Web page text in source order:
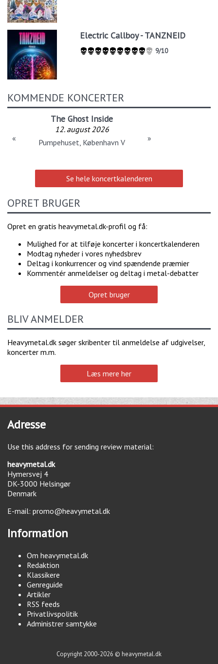
Electric Callboy - TANZNEID
9/10
KOMMENDE KONCERTER
The Ghost Inside
12. august 2026
Pumpehuset, København V
« »
Se hele koncertkalenderen
OPRET BRUGER
Opret en gratis heavymetal.dk-profil og få:
Mulighed for at tilføje koncerter i koncertkalenderen
Modtag nyheder i vores nyhedsbrev
Deltag i konkurrencer og vind spændende præmier
Kommentér anmeldelser og deltag i metal-debatter
Opret bruger
BLIV ANMELDER
Heavymetal.dk søger skribenter til anmeldelse af udgivelser,
koncerter m.m.
Læs mere her
Adresse
Use this address for sending review material:
heavymetal.dk
Hymersvej 4
DK-3000 Helsingør
Denmark
E-mail: promo@heavymetal.dk
Information
Om heavymetal.dk
Redaktion
Klassikere
Genreguide
Artikler
RSS feeds
Privatlivspolitik
Administrer samtykke
Copyright 2000-2026 © heavymetal.dk